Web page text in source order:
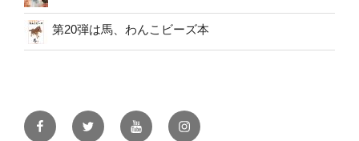
第20弾は馬、わんこビーズ本
facebooktwitter youtube instagram